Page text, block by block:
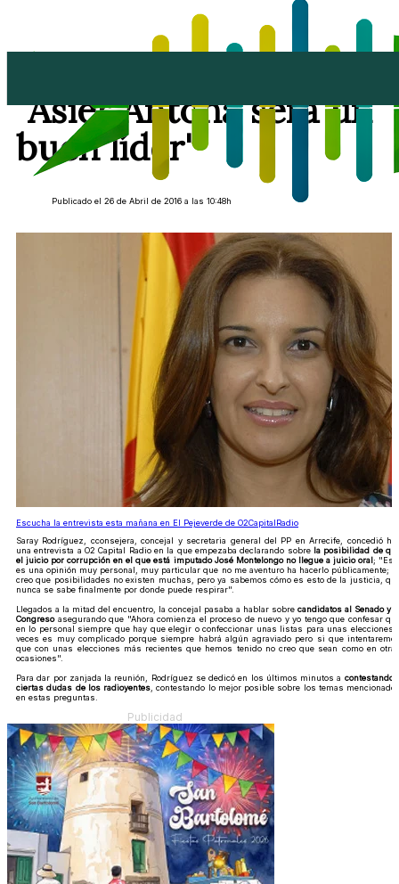
"Asier Antona será un
buen líder"
Publicado el 26 de Abril de 2016 a las 10:48h
Escucha la entrevista esta mañana en El Pejeverde de O2CapitalRadio
Saray Rodríguez, cconsejera, concejal y secretaria general del PP en Arrecife, concedió
una entrevista a O2 Capital Radio en la que empezaba declarando sobre la posibilidad de
el juicio por corrupción en el que está imputado José Montelongo no llegue a juicio oral;
es una opinión muy personal, muy particular que no me aventuro ha hacerlo públicamente;
creo que posibilidades no existen muchas, pero ya sabemos cómo es esto de la justicia,
nunca se sabe finalmente por donde puede respirar".
Llegados a la mitad del encuentro, la concejal pasaba a hablar sobre candidatos al Senado y
Congresoasegurando que "Ahora comienza el proceso de nuevo y yo tengo que confesar
en lo personal siempre que hay que elegir o confeccionar unas listas para unas elecciones
veces es muy complicado porque siempre habrá algún agraviado pero si que
que con unas elecciones más recientes que hemos tenido no creo que sean como en
ocasiones".
Para dar por zanjada la reunión, Rodríguez se dedicó en los últimos minutos a contestando
ciertas dudas de los radioyentes , contestando lo mejor posible sobre los temas
en estas preguntas.
Publicidad